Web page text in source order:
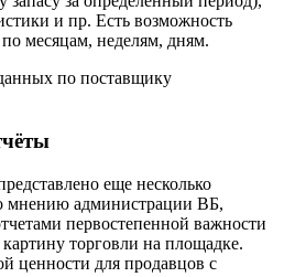
и пр. Есть возможность
по месяцам, неделям, дням.
еще несколько
мнению администрации ВБ,
первостепенной важности
торговли на площадке.
ценности для продавцов с